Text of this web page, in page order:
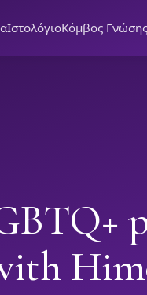
ΙστολόγιοΚόμβος Γνώσης